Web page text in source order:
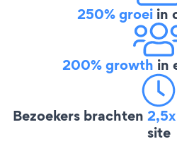
250% groei in
200% growth in
Bezoekers brachten
site